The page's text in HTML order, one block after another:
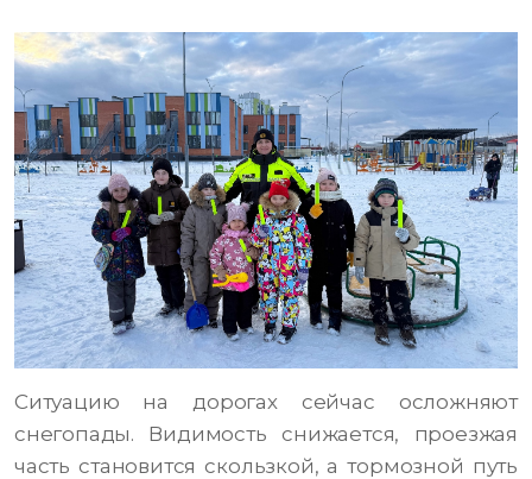
Ситуацию на дорогах сейчас осложняют
снегопады. Видимость снижается, проезжая
часть становится скользкой, а тормозной путь